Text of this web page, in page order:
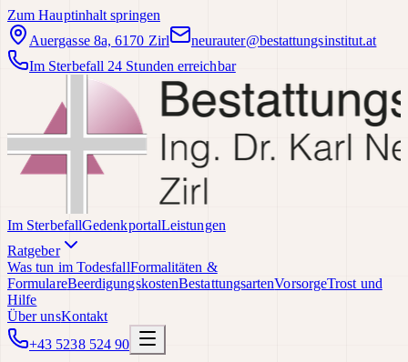
Zum Hauptinhalt springen
Auergasse 8a, 6170 Zirl
neurauter@bestattungsinstitut.at
Im Sterbefall 24 Stunden erreichbar
Im SterbefallGedenkportalLeistungen
Ratgeber
Was tun im TodesfallFormalitäten &
FormulareBeerdigungskostenBestattungsartenVorsorgeTrost und
Hilfe
Über unsKontakt
+43 5238 524 90